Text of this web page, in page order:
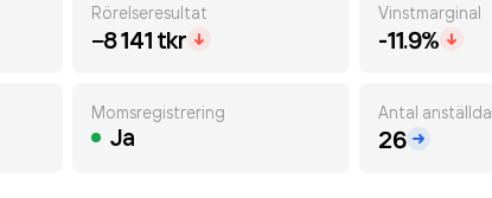
Rörelseresultat
−8 141 tkr
Vinstmarginal
-11.9%
Momsregistrering
Ja
Antal anställda
26